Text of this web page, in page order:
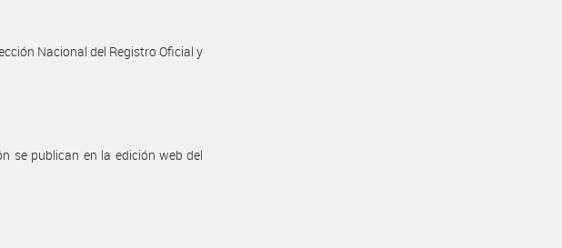
Nacional del Registro Oficial y
se publican en la edición web del